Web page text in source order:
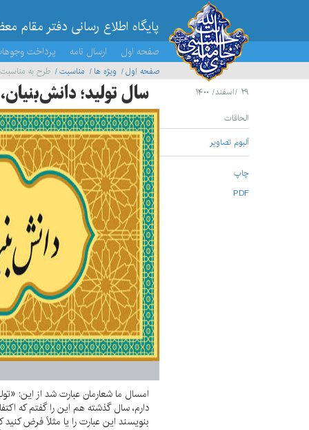
پایگاه اطلاع رسانی دفتر مقام
صفحه اول ارسال نامه پرداخت
صفحه اول ویژه ها مناسبت
طرح به مناسبت آغاز سال ۱۴۰۱- تولید؛
۲۹ /اسفند/ ۱۴۰۰
سال تولید؛
الحاقات
آلبوم تصاویر
چاپ
PDF
امسال ما شعارمان عبارت شد از این:
دارم، سال گذشته هم این را گفتم که
بنویسند این عبارت را یا مثلاً فرض